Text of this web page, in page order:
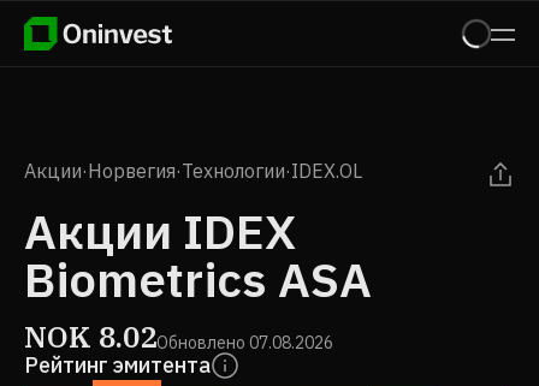
Акции·Норвегия·Технологии·IDEX.OL
Акции IDEX
Biometrics ASA
NOK 8.02Обновлено 07.08.2026
Рейтинг эмитента